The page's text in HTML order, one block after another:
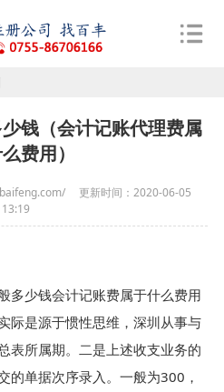
钱（会计记账代理费属
费用）
更新时间： 2020-06-05
13:19
多少钱会计记账费属于什么费用
际是源于惯性思维，深圳从事与
表所属期。二是上述收支业务的
的单据次序录入。一般为300，